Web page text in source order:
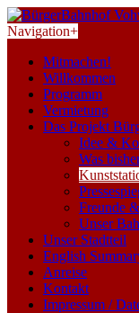
Navigation+
Mitmachen!
Willkommen
Programm
Vermietung
Das Projekt
Idee &
Was
Freunde
Unser
Unser Stadtteil
English
Anreise
Kontakt
Impressum /